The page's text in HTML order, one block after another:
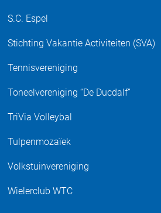
S.C. Espel
Stichting Vakantie Activiteiten (SVA)
Tennisvereniging
Toneelvereniging “De Ducdalf”
TriVia Volleybal
Tulpenmozaïek
Volkstuinvereniging
Wielerclub WTC